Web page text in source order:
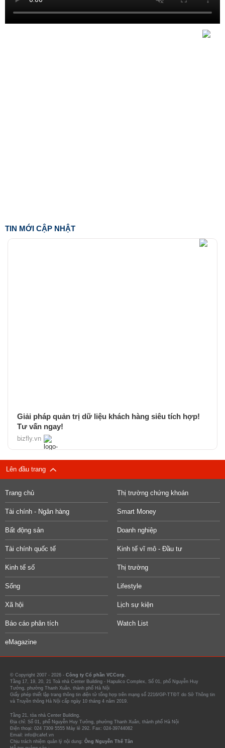
TIN MỚI CẬP NHẬT
Giải pháp quản trị dữ liệu khách hàng siêu tích hợp!
Tư vấn ngay!
bizfly.vn
Lên đầu trang
Trang chủ Thị trường chứng khoán
Tài chính - Ngân hàng Smart Money
Bất động sản Doanh nghiệp
Tài chính quốc tế Kinh tế vĩ mô - Đầu tư
Kinh tế số Thị trường
Sống Lifestyle
Xã hội Lịch sự kiện
Báo cáo phân tích Watch List
eMagazine
© Copyright 2007 - 2026 - Công ty Cổ phần VCCorp.
Tầng 17, 19, 20, 21 Toà nhà Center Building - Hapulico Complex, Số 01, phố Nguyễn Huy
Tưởng, phường Thanh Xuân, thành phố Hà Nội
Giấy phép thiết lập trang thông tin điện tử tổng hợp trên mạng số 2216/GP-TTĐT do Sở Thông tin
và Truyền thông Hà Nội cấp ngày 10 tháng 4 năm 2019.
Tầng 21, tòa nhà Center Building.
Địa chỉ: Số 01, phố Nguyễn Huy Tưởng, phường Thanh Xuân, thành phố Hà Nội
Điện thoại: 024 7309 5555 Máy lẻ 292. Fax: 024-39744082
Email: info@cafef.vn
Chịu trách nhiệm quản lý nội dung: Ông Nguyễn Thế Tân